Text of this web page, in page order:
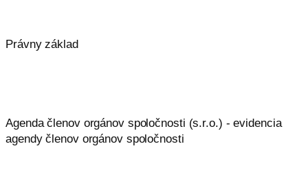
Právny základ
Agenda členov orgánov spoločnosti (s.r.o.) - evidencia
agendy členov orgánov spoločnosti